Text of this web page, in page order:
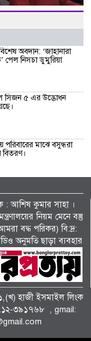
অবদান: ‘জাহানারা
পেল নিসচা ডুমুরিয়া
সিজন ৫ এর উদ্ভোধন
মাঝে বসুন্ধরা
সদস্যরা।
হোসেন রাসেলের পিতা
জানাজা ও দাফন
ভিডিপির প্রশংসনীয়
খাল পরিষ্কার।
প্রশিক্ষণার্থীদের মাঝে
: আশিষ কুমাৱ সাহা ।
নিয়ম মেনে বস্তু
বদ্ধ পরিকর) বি:দ্র:
অনুমতি ছাড়া ব্যবহার
হাজী ইসমাইল লিংক
৩৯১৭৬৮ , gmail: